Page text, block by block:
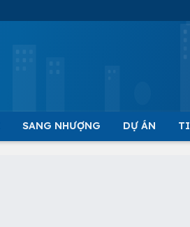
SANG NHƯỢNG DỰ ÁN